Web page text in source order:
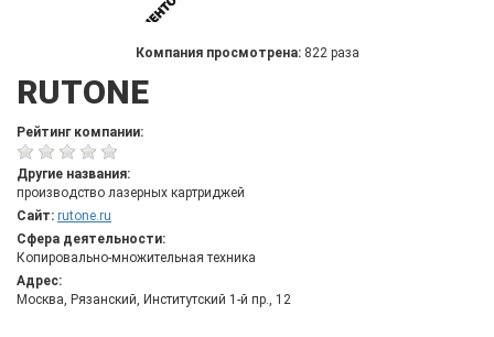
Компания просмотрена: 822 раза
RUTONE
Рейтинг компании:
Другие названия:
производство лазерных картриджей
Сайт: rutone.ru
Сфера деятельности:
Копировально-множительная техника
Адрес:
Москва, Рязанский, Институтский 1-й пр., 12